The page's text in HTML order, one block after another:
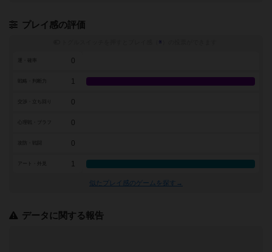
プレイ感の評価
※
0
戦略・判断力 1
0
0
0
アート・外見 1
似たプレイ感のゲームを探す→
データに関する報告